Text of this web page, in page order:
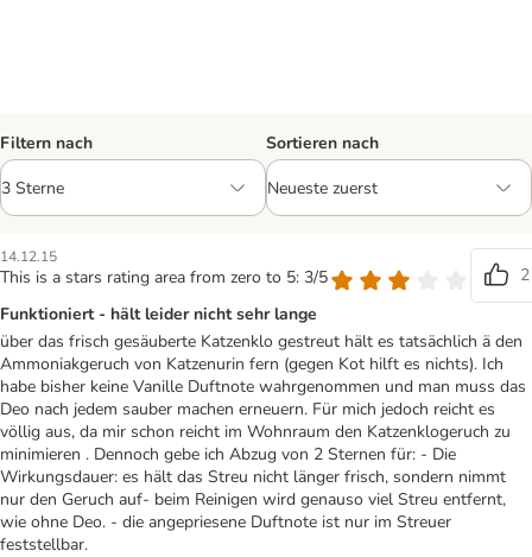
Filtern nach Sortieren nach
14.12.15
This is a stars rating area from zero to 5: 3/5
2
Funktioniert - hält leider nicht sehr lange
über das frisch gesäuberte Katzenklo gestreut hält es tatsächlich ä den
Ammoniakgeruch von Katzenurin fern (gegen Kot hilft es nichts). Ich
habe bisher keine Vanille Duftnote wahrgenommen und man muss das
Deo nach jedem sauber machen erneuern. Für mich jedoch reicht es
völlig aus, da mir schon reicht im Wohnraum den Katzenklogeruch zu
minimieren . Dennoch gebe ich Abzug von 2 Sternen für: - Die
Wirkungsdauer: es hält das Streu nicht länger frisch, sondern nimmt
nur den Geruch auf- beim Reinigen wird genauso viel Streu entfernt,
wie ohne Deo. - die angepriesene Duftnote ist nur im Streuer
feststellbar.